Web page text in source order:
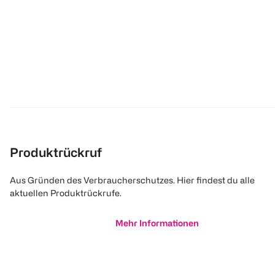
Produktrückruf
Aus Gründen des Verbraucherschutzes. Hier findest du alle
aktuellen Produktrückrufe.
Mehr Informationen